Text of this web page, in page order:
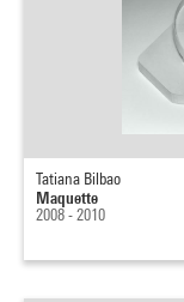
Tatiana Bilbao
Maquette
2008 - 2010